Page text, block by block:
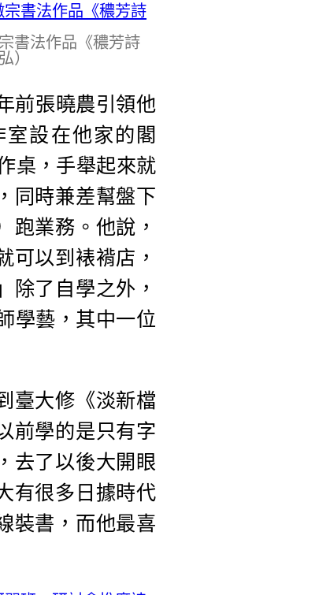
書法作品《穠芳詩
）
前張曉農引領他
設在他家的閣
桌，手舉起來就
同時兼差幫盤下
跑業務。他說，
可以到裱褙店，
除了自學之外，
學藝，其中一位
臺大修《淡新檔
前學的是只有字
去了以後大開眼
有很多日據時代
裝書，而他最喜